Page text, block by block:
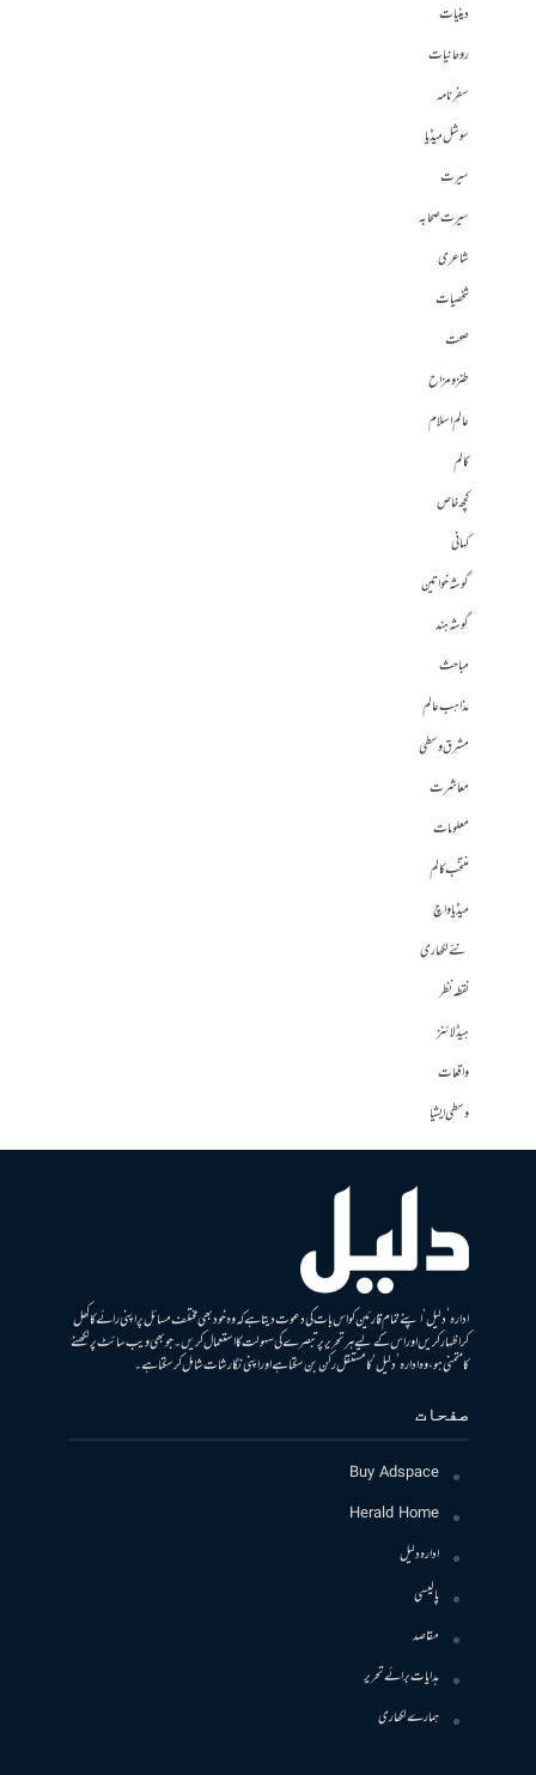
دینیات
روحانیات
سفرنامہ
سوشل میڈیا
سیرت
سیرت صحابہ
شاعری
شخصیات
صحت
طنز و مزاح
عالم اسلام
کالم
کچھ خاص
کہانی
گوشہ خواتین
گوشہ ہند
مباحث
مذاہب عالم
مشرق وسطی
معاشرت
معلومات
منتخب کالم
میڈیا واچ
نئے لکھاری
نقطہ نظر
ہیڈلائنز
واقعات
وسطی ایشیا
ادارہ ’دلیل‘ اپنے تمام قارئین کو اس بات کی دعوت دیتا ہے کہ وہ خود بھی مختلف مسائل پر اپنی رائے کا کھل
کر اظہار کریں اور اس کے لیے ہر تحریر پر تبصرے کی سہولت کا استعمال کریں۔ جو بھی ویب سائٹ پر لکھنے
کا متمنی ہو، وہ ادارہ ’دلیل‘ کا مستقل رکن بن سکتا ہے اور اپنی نگارشات شامل کرسکتا ہے۔
صفحات
Buy Adspace
Herald Home
ادارہ دلیل
پالیسی
مقاصد
ہدایات برائے تحریر
ہمارے لکھاری